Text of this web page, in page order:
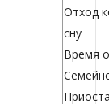
Отход
сну
Время